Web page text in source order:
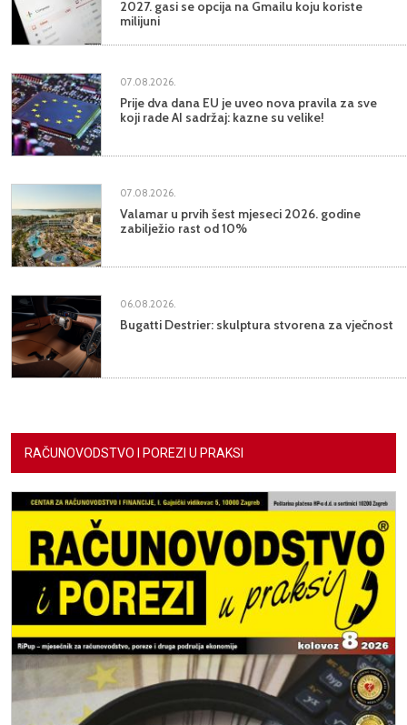
2027. gasi se opcija na Gmailu koju koriste
milijuni
07.08.2026.
Prije dva dana EU je uveo nova pravila za sve
koji rade AI sadržaj: kazne su velike!
07.08.2026.
Valamar u prvih šest mjeseci 2026. godine
zabilježio rast od 10%
06.08.2026.
Bugatti Destrier: skulptura stvorena za vječnost
RAČUNOVODSTVO I POREZI U PRAKSI